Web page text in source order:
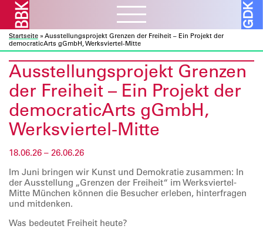
Aktuelles ᐯ
BBK Muc und Obb
BBK Bund und Länder
Ausschreibungen
Atelierbörse
Fortbildung
Ressourcen
Verbandsarbeit ᐯ
Kulturelle Bildung
Kunst und Bauen
Vor- und Nachlässe
Projekte
Mitglieder
Ausstellungen
Beratung
Internes
Beitreten
Mitglieder A – Z
Fördermitglieder
Über uns
Verbandsorganisation
Sozialfonds
Publikationen
Kontakt
Galerie ᐯ
Vorschau
Rückschau
Über die Galerie
Startseite » Ausstellungsprojekt Grenzen der Freiheit – Ein Projekt der
democraticArts gGmbH, Werksviertel-Mitte
Ausstellungsprojekt Grenzen
der Freiheit – Ein Projekt der
democraticArts gGmbH,
Werksviertel-Mitte
18.06.26 – 26.06.26
Im Juni bringen wir Kunst und Demokratie zusammen: In
der Ausstellung „Grenzen der Freiheit“ im Werksviertel-
Mitte München können die Besucher erleben, hinterfragen
und mitdenken.
Was bedeutet Freiheit heute?